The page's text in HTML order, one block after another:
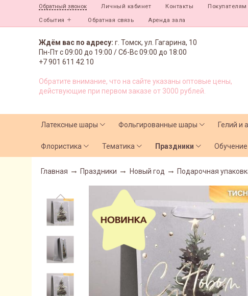
Обратный звонок Личный кабинет Контакты Покупателям
События Обратная связь Аренда зала
Ждём вас по адресу: г. Томск, ул. Гагарина, 10
Пн-Пт с09:00 до 19:00 /Сб-Вс 09:00 до 18:00
+7 901 611 42 10
Обратите внимание, что на сайте указаны оптовые цены,
действующие при первом заказе от 3000 рублей.
Латексные шары Фольгированные шары Гелий и
Флористика Тематика Праздники Обучение
Главная Праздники Новый год Подарочная